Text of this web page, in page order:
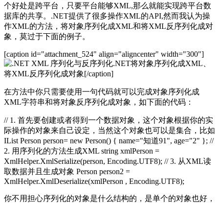
个好处是跨平台，只要平台能够XML,那么就能实现跨平台数
据库的共享。.NET提供了很多操作XML的API,然而我认为操
作XML的方法，将对象序列化成XML和将XML反序列化成对
象，莫过于下面的例子。
[caption id="attachment_524" align="aligncenter" width="300"]
.NET将对象序列化成XML、
将XML反序列化成对象[/caption]
在方法中你只需要使用一句代码就可以完成对象序列化成
XML字符串和将对象反序列化成对象，如下面的代码：
// 1. 首先要创建或者得到一个数据对象，这个对象根据你的实
际操作的对象来自己设定，当然这个对象也可以是集合，比如
IList Person person= new Person() { name="知道91", age="2" }; //
2. 用序列化的方法生成XML string xmlPerson =
XmlHelper.XmlSerialize(person, Encoding.UTF8); // 3. 从XML读
取数据并且生成对象 Person person2 =
XmlHelper.XmlDeserialize(xmlPerson , Encoding.UTF8);
你不用担心序列化的对象是什么结构的，是单个的对象也好，